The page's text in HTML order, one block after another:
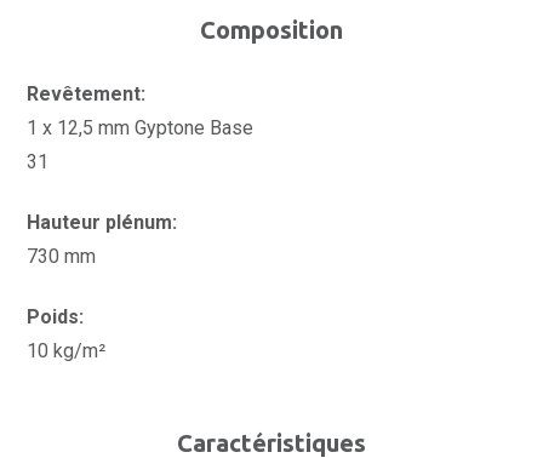
Composition
Revêtement:
1 x 12,5 mm Gyptone Base
31
Hauteur plénum:
730 mm
Poids:
10 kg/m²
Caractéristiques